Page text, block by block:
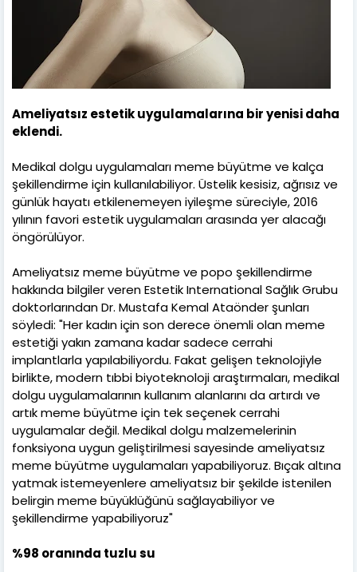
Ameliyatsız estetik uygulamalarına bir yenisi daha
eklendi.
Medikal dolgu uygulamaları meme büyütme ve kalça
şekillendirme için kullanılabiliyor. Üstelik kesisiz, ağrısız ve
günlük hayatı etkilenemeyen iyileşme süreciyle, 2016
yılının favori estetik uygulamaları arasında yer alacağı
öngörülüyor.
Ameliyatsız meme büyütme ve popo şekillendirme
hakkında bilgiler veren Estetik International Sağlık Grubu
doktorlarından Dr. Mustafa Kemal Ataönder şunları
söyledi: "Her kadın için son derece önemli olan meme
estetiği yakın zamana kadar sadece cerrahi
implantlarla yapılabiliyordu. Fakat gelişen teknolojiyle
birlikte, modern tıbbi biyoteknoloji araştırmaları, medikal
dolgu uygulamalarının kullanım alanlarını da artırdı ve
artık meme büyütme için tek seçenek cerrahi
uygulamalar değil. Medikal dolgu malzemelerinin
fonksiyona uygun geliştirilmesi sayesinde ameliyatsız
meme büyütme uygulamaları yapabiliyoruz. Bıçak altına
yatmak istemeyenlere ameliyatsız bir şekilde istenilen
belirgin meme büyüklüğünü sağlayabiliyor ve
şekillendirme yapabiliyoruz"
%98 oranında tuzlu su